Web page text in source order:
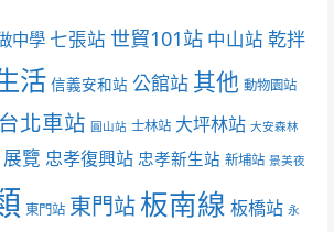
中學 七張站 世貿101站 中山站 乾拌
活 信義安和站 公館站 其他 動物園站
台北車站 圓山站 士林站 大坪林站 大安森林
展覽 忠孝復興站 忠孝新生站 新埔站 景美夜
東門站 東門站板南線 板橋站 永